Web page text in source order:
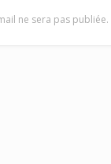
ne sera pas publiée.